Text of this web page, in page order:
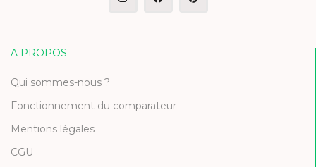
A PROPOS
Qui sommes-nous ?
Fonctionnement du comparateur
Mentions légales
CGU